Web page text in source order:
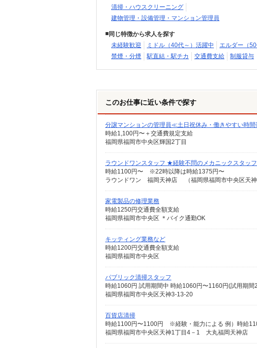
清掃・ハウスクリーニング
建物管理・設備管理・マンション管理員
同じ特徴から求人を探す
未経験歓迎
ミドル（40代～）活躍中 エルダー（
禁煙・分煙
駅直結・駅チカ 交通費支給 制服貸与
このお仕事に近い条件で探す
分譲マンションの管理員≪土日祝休み・働きやすい時
時給1,100円〜＋交通費規定支給
福岡県福岡市中央区輝国2丁目
ラウンドワンスタッフ ★経験不問のメカニックスタッフ
時給1100円〜 ※22時以降は時給1375円〜
ラウンドワン 福岡天神店 （福岡県福岡市中央区天神
家電製品の修理業務
時給1250円交通費全額支給
福岡県福岡市中央区 ＊バイク通勤OK
キッティング業務など
時給1200円交通費全額支給
福岡県福岡市中央区
パブリック清掃スタッフ
時給1060円 試用期間中 時給1060円〜1160円(試用期
福岡県福岡市中央区天神3-13-20
百貨店清掃
時給1100円〜1100円 ※経験・能力による 例）時給
福岡県福岡市中央区天神1丁目4－1 大丸福岡天神店